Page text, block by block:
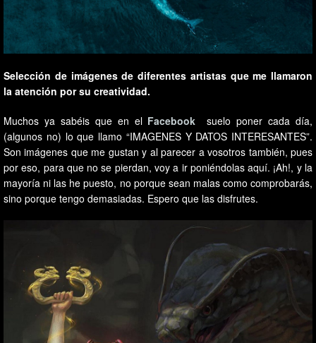
Selección de imágenes de diferentes artistas que me llamaron
la atención por su creatividad.
Muchos ya sabéis que en el Facebook suelo poner cada día,
(algunos no) lo que llamo “IMAGENES Y DATOS INTERESANTES”.
Son imágenes que me gustan y al parecer a vosotros también, pues
por eso, para que no se pierdan, voy a ir poniéndolas aquí. ¡Ah!, y la
mayoría ni las he puesto, no porque sean malas como comprobarás,
sino porque tengo demasiadas. Espero que las disfrutes.